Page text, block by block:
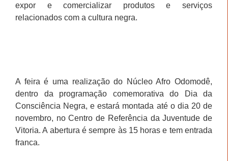
expor e comercializar produtos e serviços
relacionados com a cultura negra.
A feira é uma realização do Núcleo Afro Odomodê,
dentro da programação comemorativa do Dia da
Consciência Negra, e estará montada até o dia 20 de
novembro, no Centro de Referência da Juventude de
Vitoria. A abertura é sempre às 15 horas e tem entrada
franca.